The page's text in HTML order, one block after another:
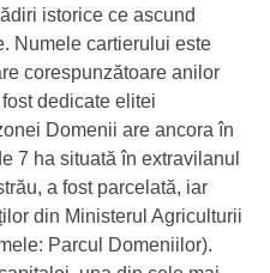
istorice ce ascund
Numele cartierului este
corespunzătoare anilor
dedicate elitei
Domenii are ancora în
7 ha situată în extravilanul
a fost parcelată, iar
din Ministerul Agriculturii
Parcul Domeniilor).